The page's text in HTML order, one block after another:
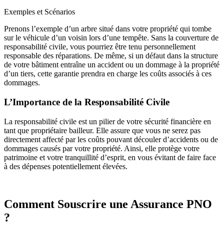
Exemples et Scénarios
Prenons l’exemple d’un arbre situé dans votre propriété qui tombe
sur le véhicule d’un voisin lors d’une tempête. Sans la couverture de
responsabilité civile, vous pourriez être tenu personnellement
responsable des réparations. De même, si un défaut dans la structure
de votre bâtiment entraîne un accident ou un dommage à la propriété
d’un tiers, cette garantie prendra en charge les coûts associés à ces
dommages.
L’Importance de la Responsabilité Civile
La responsabilité civile est un pilier de votre sécurité financière en
tant que propriétaire bailleur. Elle assure que vous ne serez pas
directement affecté par les coûts pouvant découler d’accidents ou de
dommages causés par votre propriété. Ainsi, elle protège votre
patrimoine et votre tranquillité d’esprit, en vous évitant de faire face
à des dépenses potentiellement élevées.
Comment Souscrire une Assurance PNO
?